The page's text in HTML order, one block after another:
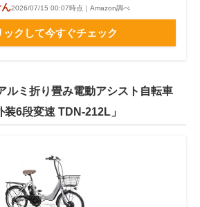
2026/07/15 00:07時点｜Amazon調べ
ックして今すぐチェック
ルミ折り畳み電動アシスト自転車
6段変速 TDN-212L」